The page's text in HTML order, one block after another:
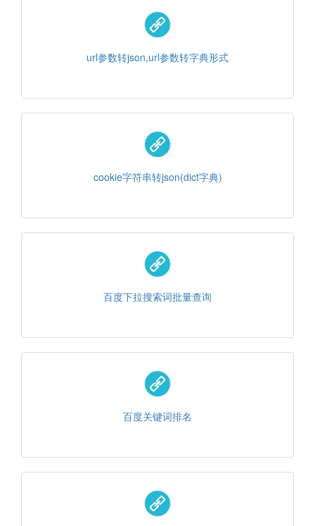
url参数转json,url参数转字典形式
cookie字符串转json(dict字典)
百度下拉搜索词批量查询
百度关键词排名